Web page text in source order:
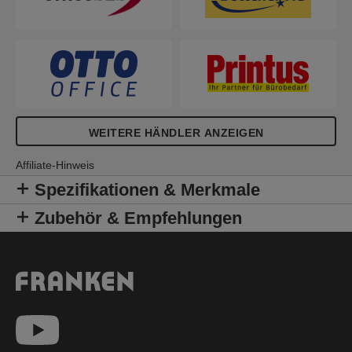
Pinnadeln mit Rundkopf, 1 Nadelkissen, 1 Schere,
WEITERE HÄNDLER ANZEIGEN
Affiliate-Hinweis
Spezifikationen & Merkmale
Zubehör & Empfehlungen